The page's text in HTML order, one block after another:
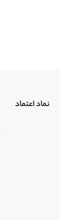
نماد اعتماد